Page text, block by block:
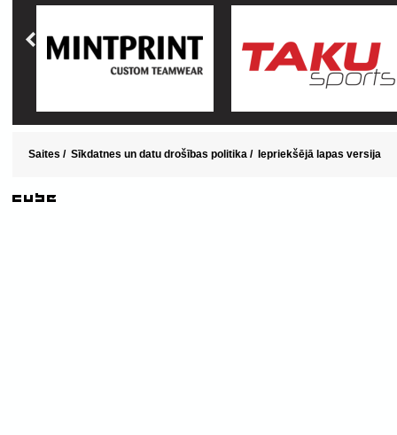
Saites / Sīkdatnes un datu drošības politika / Iepriekšējā lapas versija